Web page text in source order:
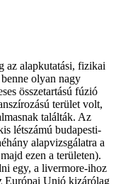
az alapkutatási, fizikai
olyan nagy
összetartású fúzió
terület volt,
találták. Az
létszámú budapesti-
alapvizsgálatra a
ezen a területen).
egy, a livermore-ihoz
Európai Unió kizárólag